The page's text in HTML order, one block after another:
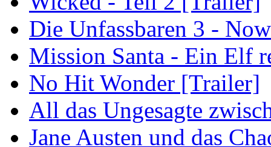
Die Unfassbaren 3 -
Mission Santa - Ein Elf
No Hit Wonder [Trailer]
All das Ungesagte
Jane Austen und das